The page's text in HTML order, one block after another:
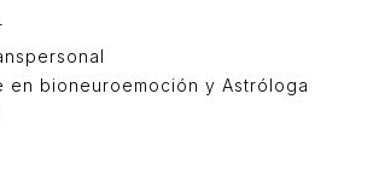
en bioneuroemoción y Astróloga